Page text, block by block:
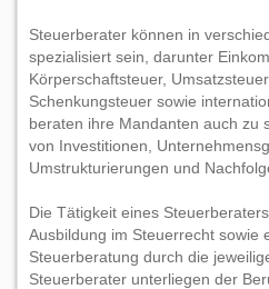
Steuerberater können in
spezialisiert sein, darunter
Körperschaftsteuer,
Schenkungsteuer sowie
beraten ihre Mandanten auch zu
von Investitionen,
Umstrukturierungen und
Die Tätigkeit eines
Ausbildung im Steuerrecht sowie
Steuerberatung durch die
Steuerberater unterliegen der